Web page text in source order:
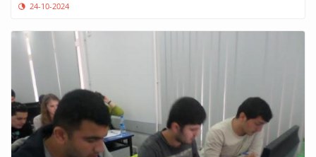
24-10-2024